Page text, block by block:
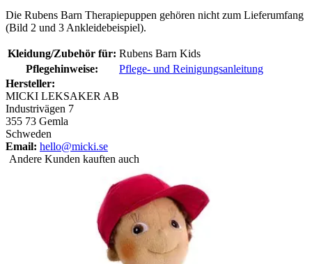
Die Rubens Barn Therapiepuppen gehören nicht zum Lieferumfang
(Bild 2 und 3 Ankleidebeispiel).
Kleidung/Zubehör für: Rubens Barn Kids
Pflegehinweise:
Pflege- und Reinigungsanleitung
Hersteller:
MICKI LEKSAKER AB
Industrivägen 7
355 73 Gemla
Schweden
Email: hello@micki.se
Andere Kunden kauften auch